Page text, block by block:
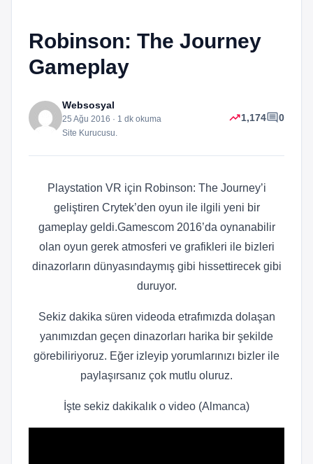
Robinson: The Journey
Gameplay
Websosyal
25 Ağu 2016 · 1 dk okuma
Site Kurucusu.
trending_up1,174comment0
Playstation VR için Robinson: The Journey’i
geliştiren Crytek’den oyun ile ilgili yeni bir
gameplay geldi.Gamescom 2016’da oynanabilir
olan oyun gerek atmosferi ve grafikleri ile bizleri
dinazorların dünyasındaymış gibi hissettirecek gibi
duruyor.
Sekiz dakika süren videoda etrafımızda dolaşan
yanımızdan geçen dinazorları harika bir şekilde
görebiliriyoruz. Eğer izleyip yorumlarınızı bizler ile
paylaşırsanız çok mutlu oluruz.
İşte sekiz dakikalık o video (Almanca)